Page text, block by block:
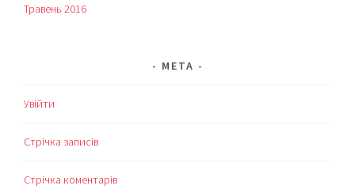
Травень 2016
МЕТА
Увійти
Стрічка записів
Стрічка коментарів